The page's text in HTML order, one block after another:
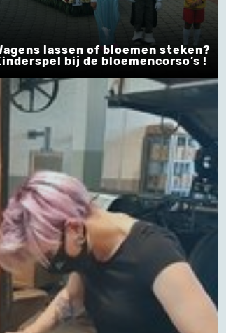
lassen of bloemen steken?
bij de bloemencorso’s !